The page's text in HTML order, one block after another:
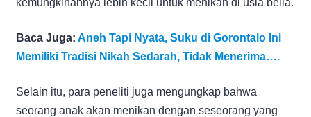
Baca Juga: Aneh Tapi Nyata, Suku di Gorontalo Ini
Memiliki Tradisi Nikah Sedarah, Tidak Menerima….
Selain itu, para peneliti juga mengungkap bahwa
seorang anak akan menikan dengan seseorang yang